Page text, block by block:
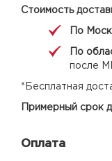
Стоимость
По
По
после
*Бесплатная
Примерный срок
Оплата